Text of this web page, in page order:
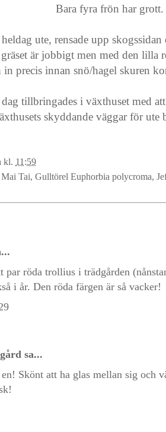
Bara fyra frön har grott.
ute, rensade upp skogssidan
är jobbigt men med den lilla
in precis innan snö/hagel skuren
tillbringades i växthuset med
skyddande väggar för ute
kl. 11:59
Tai, Gulltörel Euphorbia polycroma,
par röda trollius i trädgården
i år. Den röda färgen är så vacker!
sa...
Skönt att ha glas mellan sig och